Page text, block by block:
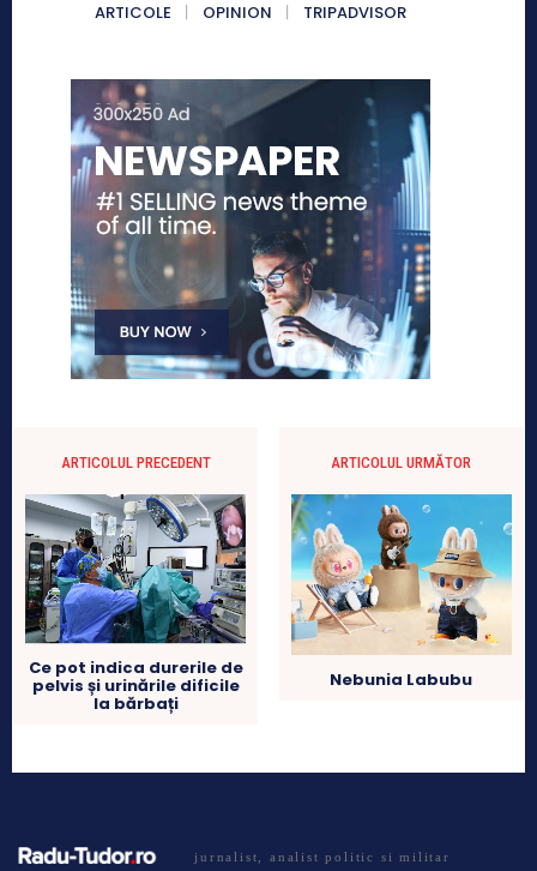
ARTICOLE OPINION TRIPADVISOR
ARTICOLUL PRECEDENT
Ce pot indica durerile de
pelvis și urinările dificile
la bărbați
ARTICOLUL URMĂTOR
Nebunia Labubu
jurnalist, analist politic si militar